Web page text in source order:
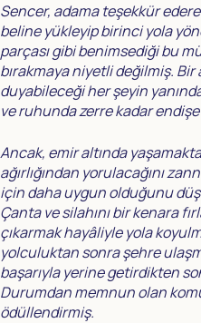
Sencer, adama teşekkür
beline yükleyip birinci yola
parçası gibi benimsediği bu
bırakmaya niyetli değilmiş.
duyabileceği her şeyin
ve ruhunda zerre kadar
Ancak, emir altında
ağırlığından yorulacağını
için daha uygun olduğunu
Çanta ve silahını bir kenara
çıkarmak hayâliyle yola
yolculuktan sonra şehre
başarıyla yerine getirdikten
Durumdan memnun olan
ödüllendirmiş.